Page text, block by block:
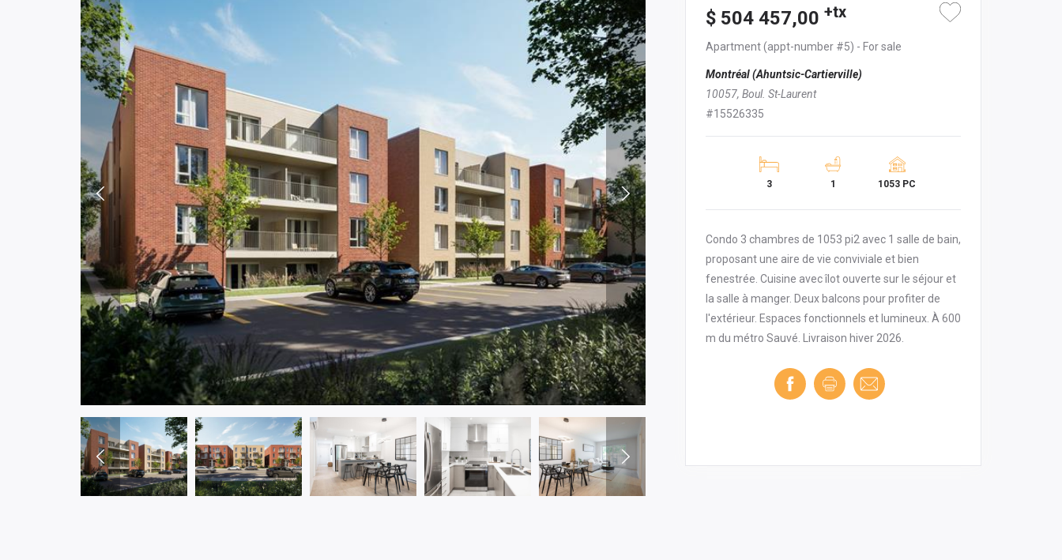
$ 504 457,00 +tx
Apartment(appt-number #5) - For sale
Montréal (Ahuntsic-Cartierville)
10057, Boul. St-Laurent
#15526335
3 1 1053 PC
Condo 3 chambres de 1053 pi2 avec 1 salle de bain,
proposant une aire de vie conviviale et bien
fenestrée. Cuisine avec îlot ouverte sur le séjour et
la salle à manger. Deux balcons pour profiter de
l'extérieur. Espaces fonctionnels et lumineux. À 600
m du métro Sauvé. Livraison hiver 2026.